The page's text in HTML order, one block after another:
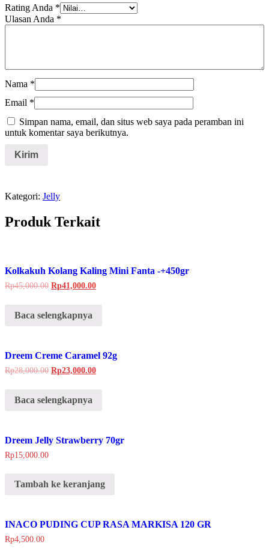
Rating Anda *
Ulasan Anda *
Nama *
Email *
Simpan nama, email, dan situs web saya pada peramban ini
untuk komentar saya berikutnya.
Kategori: Jelly
Produk Terkait
Kolkakuh Kolang Kaling Mini Fanta -+450gr
Rp45,000.00 Rp41,000.00
Baca selengkapnya
Dreem Creme Caramel 92g
Rp28,000.00 Rp23,000.00
Baca selengkapnya
Dreem Jelly Strawberry 70gr
Rp15,000.00
Tambah ke keranjang
INACO PUDING CUP RASA MARKISA 120 GR
Rp4,500.00